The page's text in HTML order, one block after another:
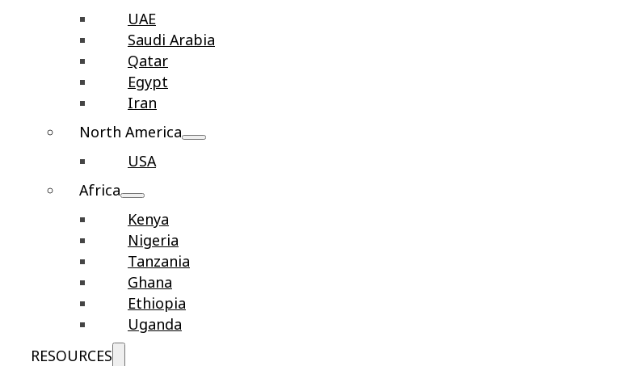
UAE
Saudi Arabia
Qatar
Egypt
Iran
North America
USA
Africa
Kenya
Nigeria
Tanzania
Ghana
Ethiopia
Uganda
RESOURCES